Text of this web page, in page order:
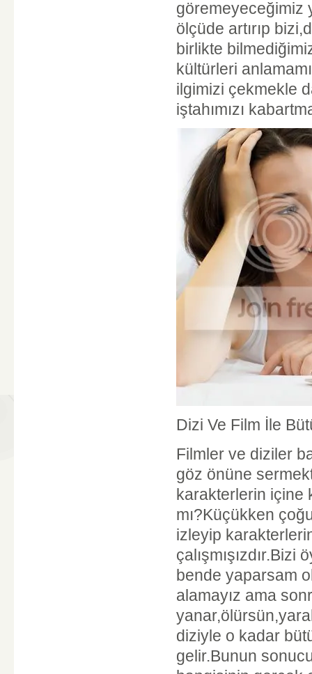
göremeyeceğimiz
ölçüde artırıp
birlikte
kültürleri
ilgimizi çekmekle
iştahımızı
Dizi Ve Film İle
Filmler ve diziler
göz önüne
karakterlerin içine
mı?Küçükken
izleyip
bende yaparsam
alamayız ama
diziyle o kadar
gelir.Bunun